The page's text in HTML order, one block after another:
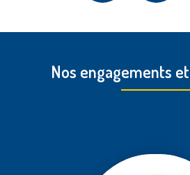
Nos engagements